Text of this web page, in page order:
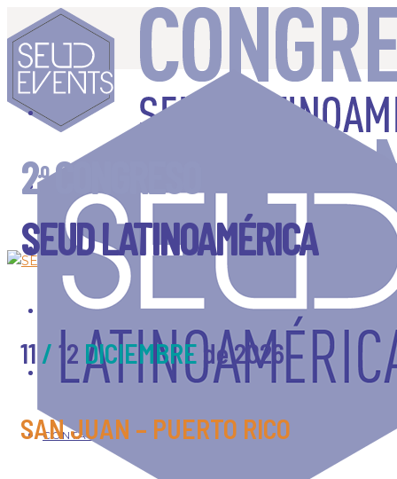
PROGRAMA
INFORMACIÓN
PONENTES
CONTACTO
2.oCONGRESO
SEUD LATINOAMÉRICA
11 / 12 DICIEMBREde 2026
SAN JUAN – PUERTO RICO